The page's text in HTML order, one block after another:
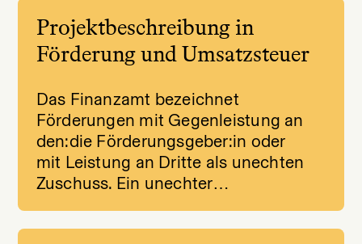
Projektbeschreibung in
Förderung und Umsatzsteuer
Das Finanzamt bezeichnet
Förderungen mit Gegenleistung an
den:die Förderungsgeber:in oder
mit Leistung an Dritte als unechten
Zuschuss. Ein unechter…